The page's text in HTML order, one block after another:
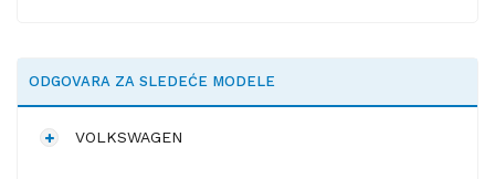
ODGOVARA ZA SLEDEĆE MODELE
VOLKSWAGEN